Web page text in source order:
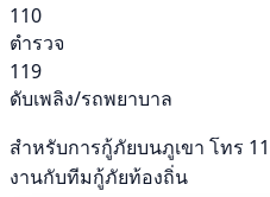
110
ตำรวจ
119
ดับเพลิง/รถพยาบาล
สำหรับการกู้ภัยบนภูเขา โทร
งานกับทีมกู้ภัยท้องถิ่น